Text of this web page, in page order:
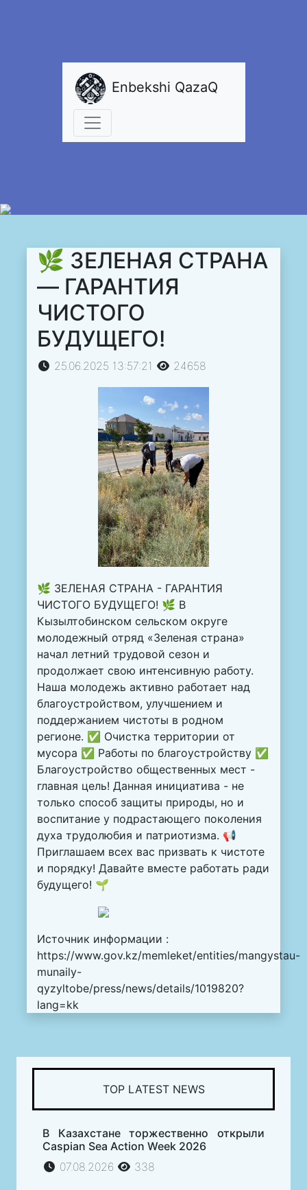
Enbekshi QazaQ
🌿 ЗЕЛЕНАЯ СТРАНА
— ГАРАНТИЯ
ЧИСТОГО
БУДУЩЕГО!
25.06.2025 13:57:21 24658
🌿 ЗЕЛЕНАЯ СТРАНА - ГАРАНТИЯ
ЧИСТОГО БУДУЩЕГО! 🌿 В
Кызылтобинском сельском округе
молодежный отряд «Зеленая страна»
начал летний трудовой сезон и
продолжает свою интенсивную работу.
Наша молодежь активно работает над
благоустройством, улучшением и
поддержанием чистоты в родном
регионе. ✅ Очистка территории от
мусора ✅ Работы по благоустройству ✅
Благоустройство общественных мест -
главная цель! Данная инициатива - не
только способ защиты природы, но и
воспитание у подрастающего поколения
духа трудолюбия и патриотизма. 📢
Приглашаем всех вас призвать к чистоте
и порядку! Давайте вместе работать ради
будущего! 🌱
Источник информации :
https://www.gov.kz/memleket/entities/mangystau-
munaily-
qyzyltobe/press/news/details/1019820?
lang=kk
TOP LATEST NEWS
В Казахстане торжественно открыли
Caspian Sea Action Week 2026
07.08.2026
338